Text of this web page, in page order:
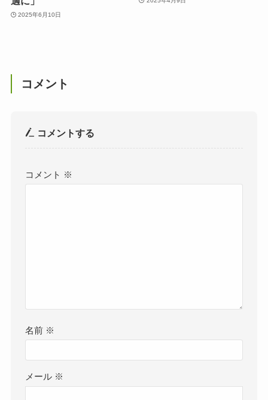
2025年6月10日
コメント
コメントする
コメント ※
名前 ※
メール ※